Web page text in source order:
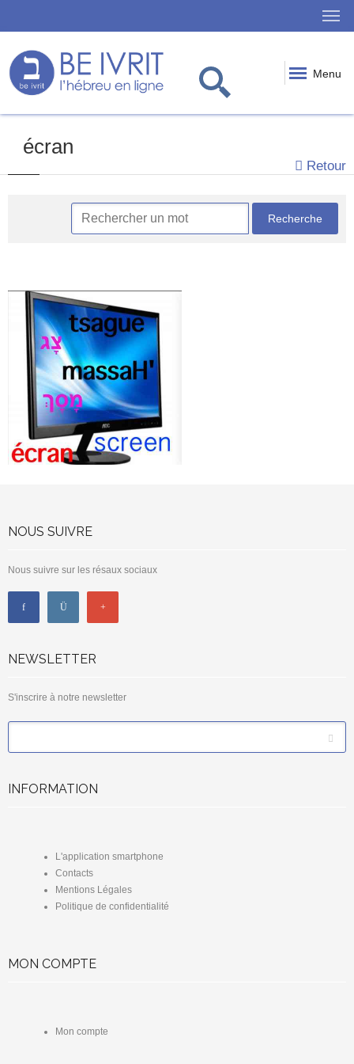
Menu
écran
Retour
NOUS SUIVRE
Nous suivre sur les résaux sociaux
NEWSLETTER
S'inscrire à notre newsletter
INFORMATION
L'application smartphone
Contacts
Mentions Légales
Politique de confidentialité
MON COMPTE
Mon compte